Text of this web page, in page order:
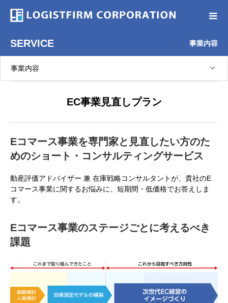
SERVICE 事業内容
事業内容
EC事業見直しプラン
Eコマース事業を専門家と見直したい方のた
めのショート・コンサルティングサービス
動産評価アドバイザー 兼 在庫戦略コンサルタントが、貴社のE
コマース事業に関するお悩みに、短期間・低価格でお答えしま
す。
Eコマース事業のステージごとに考えるべき
課題